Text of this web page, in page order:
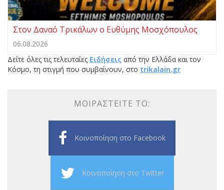
Στον Δαναό Τρικάλων ο Ευθύμης Μοσχόπουλος
06.08.2026
Δείτε όλες τις τελευταίες Ειδήσεις από την Ελλάδα και τον
Κόσμο, τη στιγμή που συμβαίνουν, στο trikalain.gr
ΜΟΙΡΑΣΤΕΊΤΕ ΤΟ:
Κοινοποίηση στο Facebook
Κοινοποίηση στο Twitter